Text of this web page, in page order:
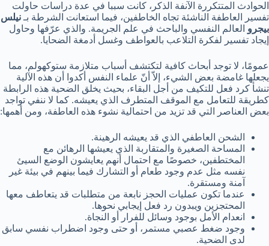
الحوادث المتتكررة الآنفة الذكر، كانت سببا في عدة دراسات حاولت
تفسير العاطفة الناشئة تجاه الخاطفين، فيما استعانت الشرطة بـ نيلس
بيجرو العالم النفسي والباحث في علم الجريمة. والذي عرّفها وحاول
إيجاد تفسير لفكرة التلاعب بالعواطف وغسل أدمغة الضحايا.
عمومًا، لا توجد أبحاث كافية لتكتشف أسباب متلازمة ستوكهولم، مما
يجعلها غامضة بعض الشيء، إلاّ أنّ علماء النفس أكدوا أن هذه الآلية
تنشأ كرد فعل للتكيف من أجل البقاء، بحيث يخلق الضحية هذه الرابطة
كطريقة للتعامل مع الموقف المتطرف الذي يعيشه. كما لا ننفي تواجد
بعض العناصر التي قد تزيد من احتمالية نشوء هذه العاطفة، ومن أهمها:
الشحن العاطفي الذي قد يعيشه الرهينة.
المساحة الصغيرة والمتقاربة الذي يعيشها الرهائن مع
المختطفين، خصوصًا مع احتمال أنهم يعايشون الوضع السيئ
نفسه مثل عدم وجود طعام أو التشارك فيما بينهم في بيئة غير
آمنة ومستقرة.
عندما تكون عمليات الحجز نابعة من متطلبات قد يتعاطف معها
المحتجزين ويبدون رد فعل إيجابي نحوها.
انعدام الأمل بوجود وسائل للفرار أو النجاة.
وجود ضغط عصبي مستمر، أو حتى وجود اضطراب نفسي سابق
لدى الضحية.